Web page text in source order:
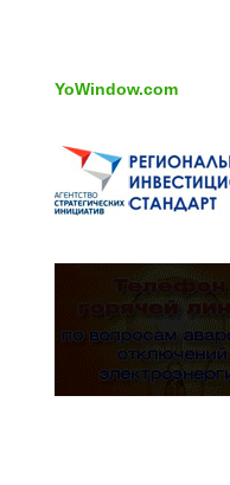
YoWindow.com